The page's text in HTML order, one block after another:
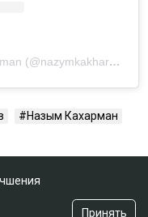
Публикация от Nazym Kakharman (@nazymkakharman)
Назым Кахарман
Принять